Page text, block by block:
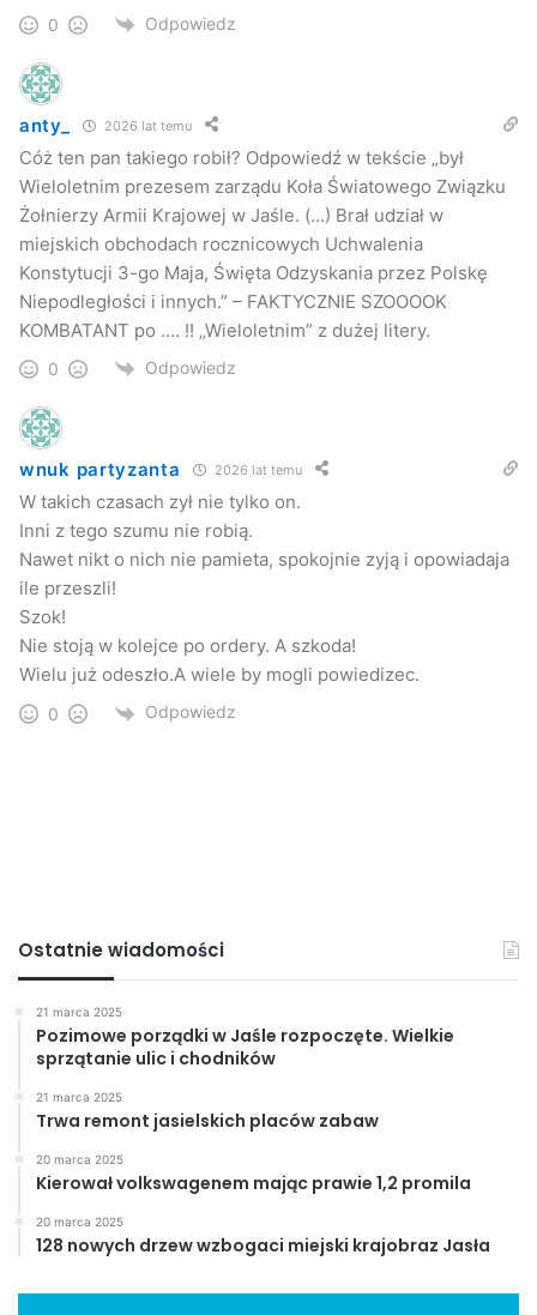
0 Odpowiedz
anty_ 2026 lat temu
Cóż ten pan takiego robił? Odpowiedź w tekście „był
Wieloletnim prezesem zarządu Koła Światowego Związku
Żołnierzy Armii Krajowej w Jaśle. (…) Brał udział w
miejskich obchodach rocznicowych Uchwalenia
Konstytucji 3-go Maja, Święta Odzyskania przez Polskę
Niepodległości i innych.” – FAKTYCZNIE SZOOOOK
KOMBATANT po …. !! „Wieloletnim” z dużej litery.
0 Odpowiedz
wnuk partyzanta 2026 lat temu
W takich czasach zył nie tylko on.
Inni z tego szumu nie robią.
Nawet nikt o nich nie pamieta, spokojnie zyją i opowiadaja
ile przeszli!
Szok!
Nie stoją w kolejce po ordery. A szkoda!
Wielu już odeszło.A wiele by mogli powiedizec.
0 Odpowiedz
Ostatnie wiadomości
21 marca 2025
Pozimowe porządki w Jaśle rozpoczęte. Wielkie
sprzątanie ulic i chodników
21 marca 2025
Trwa remont jasielskich placów zabaw
20 marca 2025
Kierował volkswagenem mając prawie 1,2 promila
20 marca 2025
128 nowych drzew wzbogaci miejski krajobraz Jasła